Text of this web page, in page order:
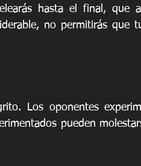
hasta el final, que
no permitirás que
Los oponentes
pueden